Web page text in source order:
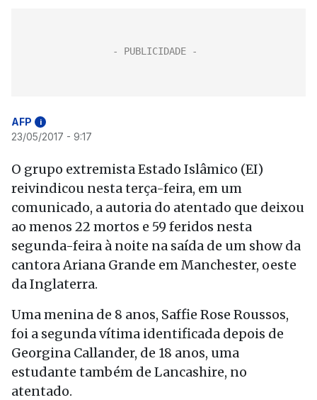
AFP i
23/05/2017 - 9:17
O grupo extremista Estado Islâmico (EI)
reivindicou nesta terça-feira, em um
comunicado, a autoria do atentado que deixou
ao menos 22 mortos e 59 feridos nesta
segunda-feira à noite na saída de um show da
cantora Ariana Grande em Manchester, oeste
da Inglaterra.
Uma menina de 8 anos, Saffie Rose Roussos,
foi a segunda vítima identificada depois de
Georgina Callander, de 18 anos, uma
estudante também de Lancashire, no
atentado.